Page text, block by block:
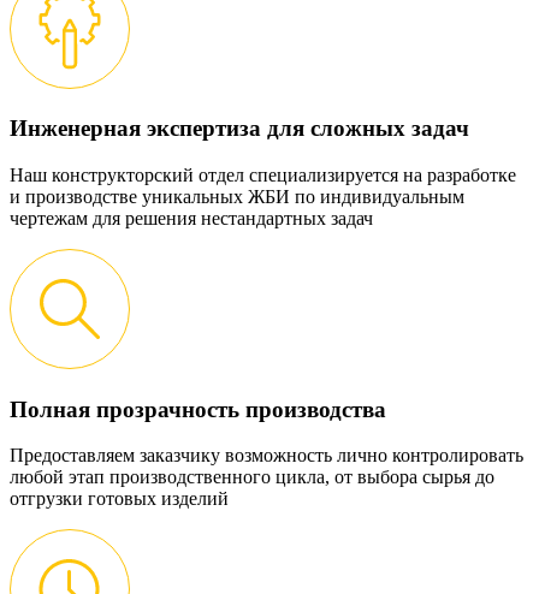
Инженерная экспертиза для сложных задач
Наш конструкторский отдел специализируется на разработке
и производстве уникальных ЖБИ по индивидуальным
чертежам для решения нестандартных задач
Полная прозрачность производства
Предоставляем заказчику возможность лично контролировать
любой этап производственного цикла, от выбора сырья до
отгрузки готовых изделий